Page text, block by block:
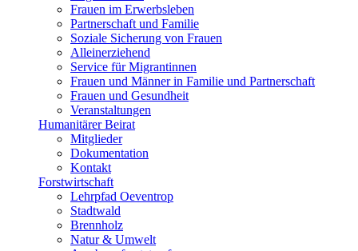
Frauen im Erwerbsleben
Partnerschaft und Familie
Soziale Sicherung von Frauen
Alleinerziehend
Service für Migrantinnen
Frauen und Männer in Familie und Partnerschaft
Frauen und Gesundheit
Veranstaltungen
Humanitärer Beirat
Mitglieder
Dokumentation
Kontakt
Forstwirtschaft
Lehrpfad Oeventrop
Stadtwald
Brennholz
Natur & Umwelt